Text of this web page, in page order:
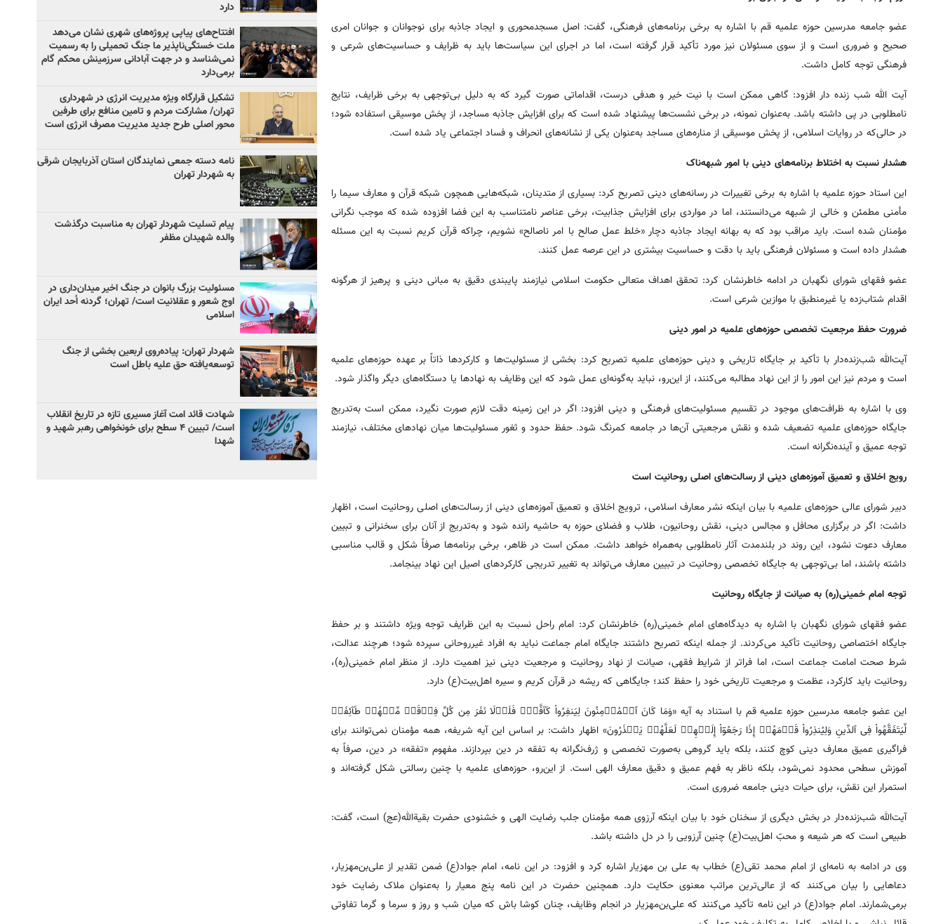
عضو جامعه مدرسین حوزه علمیه قم با اشاره به برخی برنامه‌های فرهنگی، گفت: اصل مسجدمحوری و ایجاد جاذبه برای نوجوانان و جوانان امری
صحیح و ضروری است و از سوی مسئولان نیز مورد تأکید قرار گرفته است، اما در اجرای این سیاست‌ها باید به ظرایف و حساسیت‌های شرعی و
فرهنگی توجه کامل داشت.
آیت الله شب زنده دار افزود: گاهی ممکن است با نیت خیر و هدفی درست، اقداماتی صورت گیرد که به دلیل بی‌توجهی به برخی ظرایف، نتایج
نامطلوبی در پی داشته باشد. به‌عنوان نمونه، در برخی نشست‌ها پیشنهاد شده است که برای افزایش جاذبه مساجد، از پخش موسیقی استفاده شود؛
در حالی‌که در روایات اسلامی، از پخش موسیقی از مناره‌های مساجد به‌عنوان یکی از نشانه‌های انحراف و فساد اجتماعی یاد شده است.
هشدار نسبت به اختلاط برنامه‌های دینی با امور شبهه‌ناک
این استاد حوزه علمیه با اشاره به برخی تغییرات در رسانه‌های دینی تصریح کرد: بسیاری از متدینان، شبکه‌هایی همچون شبکه قرآن و معارف سیما را
مأمنی مطمئن و خالی از شبهه می‌دانستند، اما در مواردی برای افزایش جذابیت، برخی عناصر نامتناسب به این فضا افزوده شده که موجب نگرانی
مؤمنان شده است. باید مراقب بود که به بهانه ایجاد جاذبه دچار «خلط عمل صالح با امر ناصالح» نشویم، چراکه قرآن کریم نسبت به این مسئله
هشدار داده است و مسئولان فرهنگی باید با دقت و حساسیت بیشتری در این عرصه عمل کنند.
عضو فقهای شورای نگهبان در ادامه خاطرنشان کرد: تحقق اهداف متعالی حکومت اسلامی نیازمند پایبندی دقیق به مبانی دینی و پرهیز از هرگونه
اقدام شتاب‌زده یا غیرمنطبق با موازین شرعی است.
ضرورت حفظ مرجعیت تخصصی حوزه‌های علمیه در امور دینی
آیت‌الله شب‌زنده‌دار با تأکید بر جایگاه تاریخی و دینی حوزه‌های علمیه تصریح کرد: بخشی از مسئولیت‌ها و کارکردها ذاتاً بر عهده حوزه‌های علمیه
است و مردم نیز این امور را از این نهاد مطالبه می‌کنند، از این‌رو، نباید به‌گونه‌ای عمل شود که این وظایف به نهادها یا دستگاه‌های دیگر واگذار شود.
وی با اشاره به ظرافت‌های موجود در تقسیم مسئولیت‌های فرهنگی و دینی افزود: اگر در این زمینه دقت لازم صورت نگیرد، ممکن است به‌تدریج
جایگاه حوزه‌های علمیه تضعیف شده و نقش مرجعیتی آن‌ها در جامعه کمرنگ شود. حفظ حدود و ثغور مسئولیت‌ها میان نهادهای مختلف، نیازمند
توجه عمیق و آینده‌نگرانه است.
رویج اخلاق و تعمیق آموزه‌های دینی از رسالت‌های اصلی روحانیت است
دبیر شورای عالی حوزه‌های علمیه با بیان اینکه نشر معارف اسلامی، ترویج اخلاق و تعمیق آموزه‌های دینی از رسالت‌های اصلی روحانیت است، اظهار
داشت: اگر در برگزاری محافل و مجالس دینی، نقش روحانیون، طلاب و فضلای حوزه به حاشیه رانده شود و به‌تدریج از آنان برای سخنرانی و تبیین
معارف دعوت نشود، این روند در بلندمدت آثار نامطلوبی به‌همراه خواهد داشت. ممکن است در ظاهر، برخی برنامه‌ها صرفاً شکل و قالب مناسبی
داشته باشند، اما بی‌توجهی به جایگاه تخصصی روحانیت در تبیین معارف می‌تواند به تغییر تدریجی کارکردهای اصیل این نهاد بینجامد.
توجه امام خمینی(ره) به صیانت از جایگاه روحانیت
عضو فقهای شورای نگهبان با اشاره به دیدگاه‌های امام خمینی(ره) خاطرنشان کرد: امام راحل نسبت به این ظرایف توجه ویژه داشتند و بر حفظ
جایگاه اختصاصی روحانیت تأکید می‌کردند. از جمله اینکه تصریح داشتند جایگاه امام جماعت نباید به افراد غیرروحانی سپرده شود؛ هرچند عدالت،
شرط صحت امامت جماعت است، اما فراتر از شرایط فقهی، صیانت از نهاد روحانیت و مرجعیت دینی نیز اهمیت دارد. از منظر امام خمینی(ره)،
روحانیت باید کارکرد، عظمت و مرجعیت تاریخی خود را حفظ کند؛ جایگاهی که ریشه در قرآن کریم و سیره اهل‌بیت(ع) دارد.
این عضو جامعه مدرسین حوزه علمیه قم با استناد به آیه «وَمَا کَانَ ٱلۡمُؤۡمِنُونَ لِیَنفِرُواْ کَآفَّةࣰۚ فَلَوۡلَا نَفَرَ مِن کُلِّ فِرۡقَةࣲ مِّنۡهُمۡ طَآئِفَةࣱ
لِّیَتَفَقَّهُواْ فِی ٱلدِّینِ وَلِیُنذِرُواْ قَوۡمَهُمۡ إِذَا رَجَعُوٓاْ إِلَیۡهِمۡ لَعَلَّهُمۡ یَحۡذَرُونَ» اظهار داشت: بر اساس این آیه شریفه، همه مؤمنان نمی‌توانند برای
فراگیری عمیق معارف دینی کوچ کنند، بلکه باید گروهی به‌صورت تخصصی و ژرف‌نگرانه به تفقه در دین بپردازند. مفهوم «تفقه» در دین، صرفاً به
آموزش سطحی محدود نمی‌شود، بلکه ناظر به فهم عمیق و دقیق معارف الهی است. از این‌رو، حوزه‌های علمیه با چنین رسالتی شکل گرفته‌اند و
استمرار این نقش، برای حیات دینی جامعه ضروری است.
آیت‌الله شب‌زنده‌دار در بخش دیگری از سخنان خود با بیان اینکه آرزوی همه مؤمنان جلب رضایت الهی و خشنودی حضرت بقیةالله(عج) است، گفت:
طبیعی است که هر شیعه و محبّ اهل‌بیت(ع) چنین آرزویی را در دل داشته باشد.
وی در ادامه به نامه‌ای از امام محمد تقی(ع) خطاب به علی بن مهزیار اشاره کرد و افزود: در این نامه، امام جواد(ع) ضمن تقدیر از علی‌بن‌مهزیار،
دعاهایی را بیان می‌کنند که از عالی‌ترین مراتب معنوی حکایت دارد. همچنین حضرت در این نامه پنج معیار را به‌عنوان ملاک رضایت خود
برمی‌شمارند. امام جواد(ع) در این نامه تأکید می‌کنند که علی‌بن‌مهزیار در انجام وظایف، چنان کوشا باش که میان شب و روز و سرما و گرما تفاوتی
دارد
افتتاح‌های پیاپی پروژه‌های شهری نشان می‌دهد
ملت خستگی‌ناپذیر ما جنگ تحمیلی را به رسمیت
نمی‌شناسد و در جهت آبادانی سرزمینش محکم گام
برمی‌دارد
تشکیل قرارگاه ویژه مدیریت انرژی در شهرداری
تهران/ مشارکت مردم و تامین منافع برای طرفین
محور اصلی طرح جدید مدیریت مصرف انرژی است
نامه دسته جمعی نمایندگان استان آذربایجان شرقی
به شهردار تهران
پیام تسلیت شهردار تهران به مناسبت درگذشت
والده شهیدان مظفر
مسئولیت بزرگ بانوان در جنگ اخیر میدان‌داری‌ در
اوج شعور و عقلانیت است/ تهران؛ گردنه اُحد ایران
اسلامی
شهردار تهران: پیاده‌روی اربعین بخشی از جنگ
توسعه‌یافته حق علیه باطل است
شهادت قائد امت آغاز مسیری تازه در تاریخ انقلاب
است/ تبیین ۴ سطح برای خونخواهی رهبر شهید و
شهدا